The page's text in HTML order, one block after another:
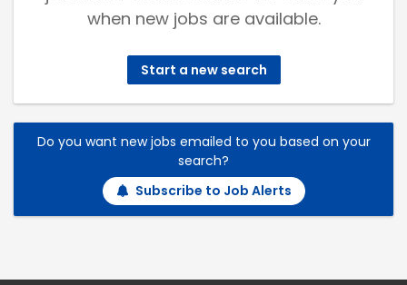
when new jobs are available.
Start a new search
Do you want new jobs emailed to you based on your
search?
Subscribe to Job Alerts